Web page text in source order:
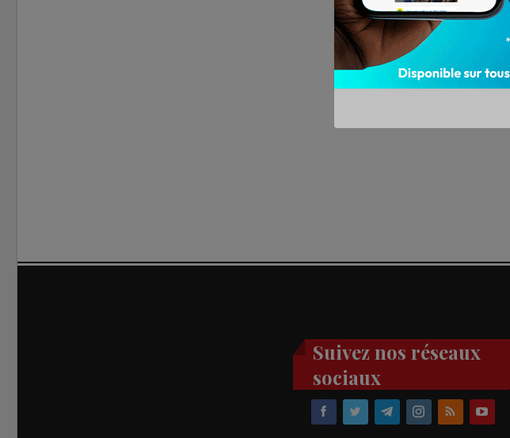
Suivez nos réseaux
sociaux